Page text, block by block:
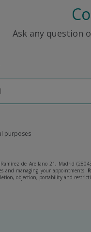
Ask any question
purposes
de Arellano 21, Madrid
and managing your appointments.
objection, portability and